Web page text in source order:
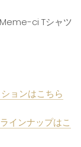
ci Tシャツ
ョンはこちら
インナップはこ